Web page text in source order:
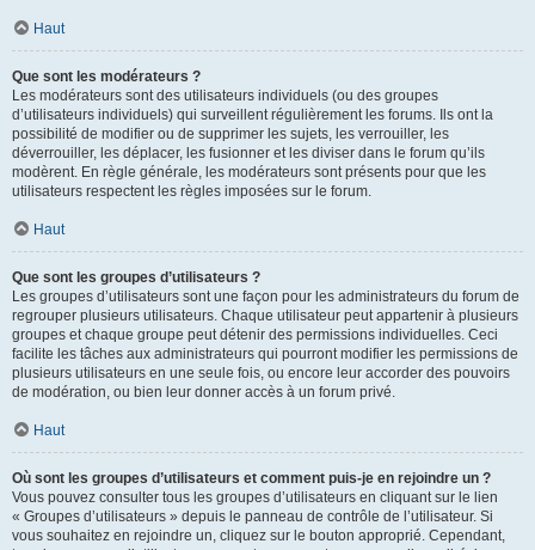
Haut
Que sont les modérateurs ?
Les modérateurs sont des utilisateurs individuels (ou des groupes
d’utilisateurs individuels) qui surveillent régulièrement les forums. Ils ont la
possibilité de modifier ou de supprimer les sujets, les verrouiller, les
déverrouiller, les déplacer, les fusionner et les diviser dans le forum qu’ils
modèrent. En règle générale, les modérateurs sont présents pour que les
utilisateurs respectent les règles imposées sur le forum.
Haut
Que sont les groupes d’utilisateurs ?
Les groupes d’utilisateurs sont une façon pour les administrateurs du forum de
regrouper plusieurs utilisateurs. Chaque utilisateur peut appartenir à plusieurs
groupes et chaque groupe peut détenir des permissions individuelles. Ceci
facilite les tâches aux administrateurs qui pourront modifier les permissions de
plusieurs utilisateurs en une seule fois, ou encore leur accorder des pouvoirs
de modération, ou bien leur donner accès à un forum privé.
Haut
Où sont les groupes d’utilisateurs et comment puis-je en rejoindre un ?
Vous pouvez consulter tous les groupes d’utilisateurs en cliquant sur le lien
« Groupes d’utilisateurs » depuis le panneau de contrôle de l’utilisateur. Si
vous souhaitez en rejoindre un, cliquez sur le bouton approprié. Cependant,